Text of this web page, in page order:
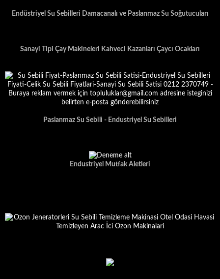
Endüstriyel Su Sebilleri Damacanalı ve Paslanmaz Su Soğutucuları
Sanayi Tipi Çay Makineleri Kahveci Kazanları Çaycı Ocakları
Paslanmaz Su Sebili - Endustriyel Su Sebilleri
Endustriyel Mutfak Aletleri